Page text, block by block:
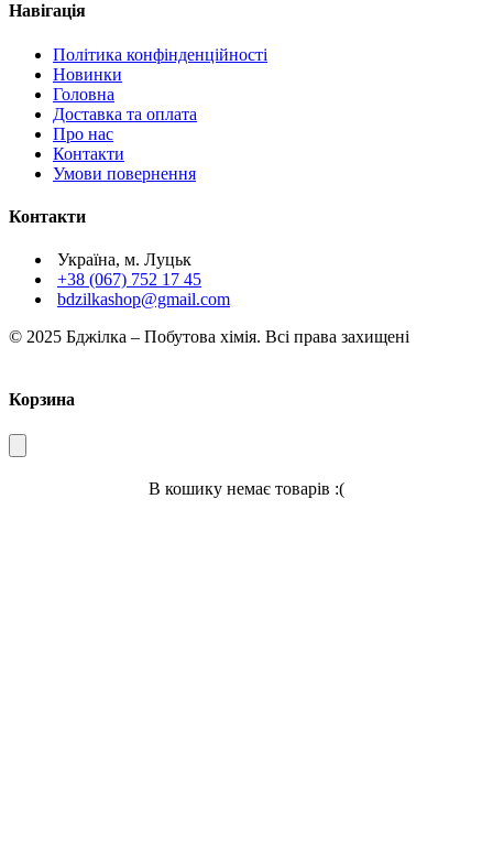
Навігація
Політика конфінденційності
Новинки
Головна
Доставка та оплата
Про нас
Контакти
Умови повернення
Контакти
Україна, м. Луцьк
+38 (067) 752 17 45
bdzilkashop@gmail.com
© 2025 Бджілка – Побутова хімія. Всі права захищені
Корзина
В кошику немає товарів :(